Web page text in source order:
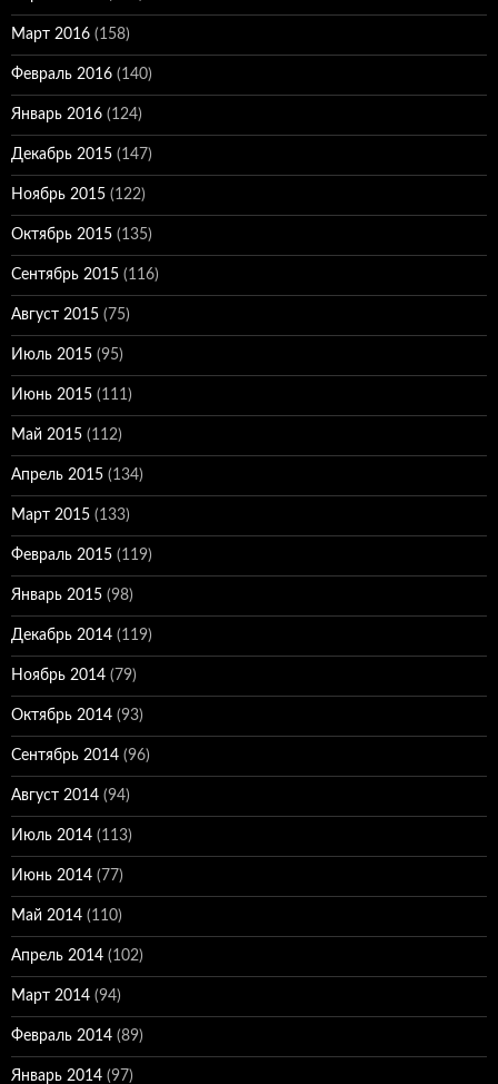
Март 2016 (158)
Февраль 2016 (140)
Январь 2016 (124)
Декабрь 2015 (147)
Ноябрь 2015 (122)
Октябрь 2015 (135)
Сентябрь 2015 (116)
Август 2015 (75)
Июль 2015 (95)
Июнь 2015 (111)
Май 2015 (112)
Апрель 2015 (134)
Март 2015 (133)
Февраль 2015 (119)
Январь 2015 (98)
Декабрь 2014 (119)
Ноябрь 2014 (79)
Октябрь 2014 (93)
Сентябрь 2014 (96)
Август 2014 (94)
Июль 2014 (113)
Июнь 2014 (77)
Май 2014 (110)
Апрель 2014 (102)
Март 2014 (94)
Февраль 2014 (89)
Январь 2014 (97)